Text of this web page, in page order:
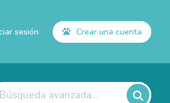
sesión Crear una cuenta
Búsqueda avanzada...